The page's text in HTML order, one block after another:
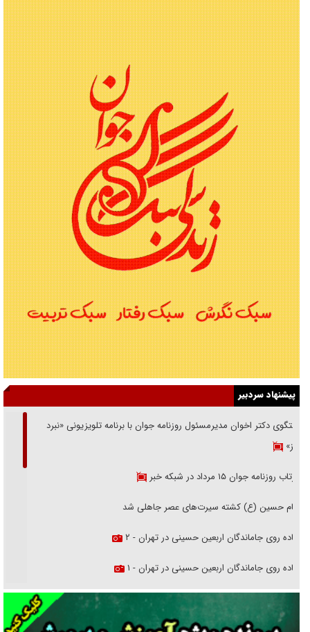
پیشنهاد سردبیر
گفتگوی دکتر اخوان مدیرمسئول روزنامه جوان با برنامه تلویزیونی «نبرد
هرمز»
بازتاب روزنامه جوان ۱۵ مرداد در شبکه خبر
امام حسین (ع) کشته سیرت‌های عصر جاهلی شد
پیاده روی جاماندگان اربعین حسینی در تهران - ۲
پیاده روی جاماندگان اربعین حسینی در تهران - ۱
فریاد‌ها و ناله‌های دوستان مبارزدلم را آتش می‌زد